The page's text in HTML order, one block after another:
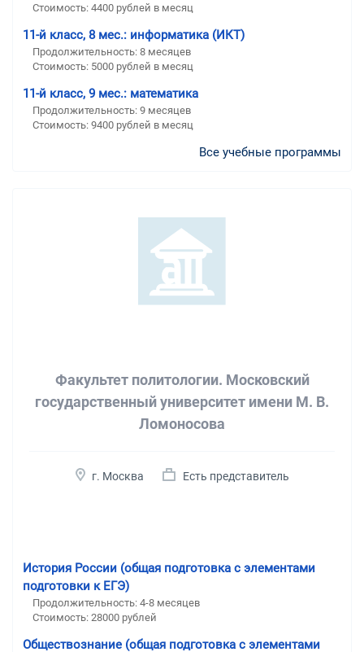
Стоимость: 4400 рублей в месяц
11-й класс, 8 мес.: информатика (ИКТ)
Продолжительность: 8 месяцев
Стоимость: 5000 рублей в месяц
11-й класс, 9 мес.: математика
Продолжительность: 9 месяцев
Стоимость: 9400 рублей в месяц
Все учебные программы
Факультет политологии. Московский
государственный университет имени М. В.
Ломоносова
г. Москва Есть представитель
История России (общая подготовка с элементами
подготовки к ЕГЭ)
Продолжительность: 4-8 месяцев
Стоимость: 28000 рублей
Обществознание (общая подготовка с элементами